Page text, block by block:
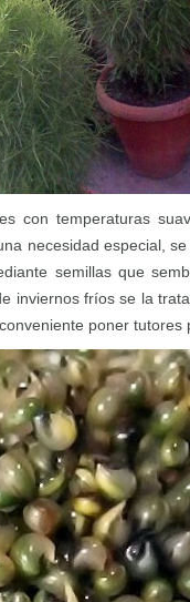
con temperaturas
necesidad especial,
semillas que
inviernos fríos se la
poner